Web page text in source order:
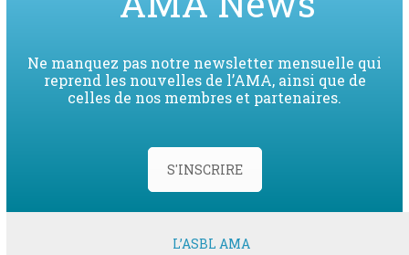
Ne manquez pas notre newsletter mensuelle qui
reprend les nouvelles de l’AMA, ainsi que de
celles de nos membres et partenaires.
S'INSCRIRE
L’ASBL AMA